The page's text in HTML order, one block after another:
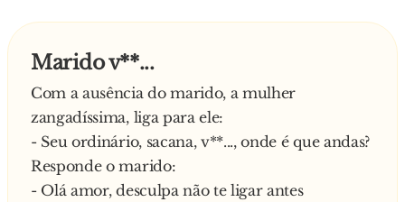
Marido v**...
Com a ausência do marido, a mulher
zangadíssima, liga para ele:
- Seu ordinário, sacana, v**..., onde é que andas?
Responde o marido:
- Olá amor, desculpa não te ligar antes